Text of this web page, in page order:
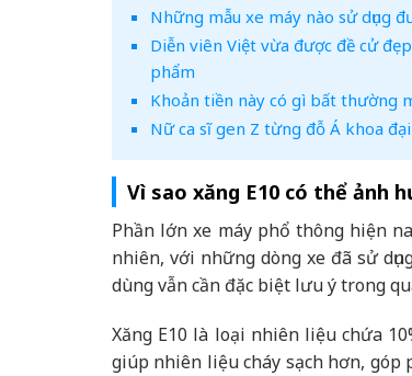
Những mẫu xe máy nào sử dụng
Diễn viên Việt vừa được đề cử
phẩm
Khoản tiền này có gì bất thường
Nữ ca sĩ gen Z từng đỗ Á khoa
Vì sao xăng E10 có thể ảnh
Phần lớn xe máy phổ thông hiện
nhiên, với những dòng xe đã sử
dùng vẫn cần đặc biệt lưu ý trong
Xăng E10 là loại nhiên liệu chứa
giúp nhiên liệu cháy sạch hơn,